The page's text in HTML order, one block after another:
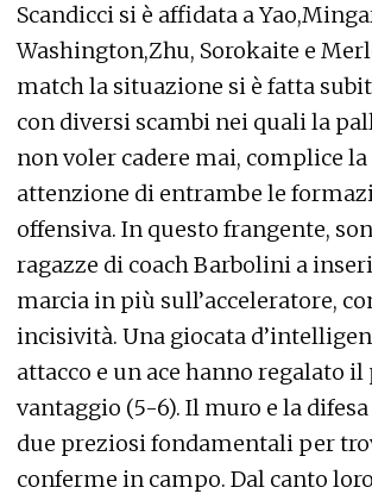
Scandicci si è affidata a
Washington,Zhu, Sorokaite e
match la situazione si è fatta
con diversi scambi nei quali la
non voler cadere mai, complice la
attenzione di entrambe le
offensiva. In questo frangente,
ragazze di coach Barbolini a
marcia in più sull’acceleratore,
incisività. Una giocata
attacco e un ace hanno regalato
vantaggio (5-6). Il muro e la
due preziosi fondamentali per
conferme in campo. Dal canto